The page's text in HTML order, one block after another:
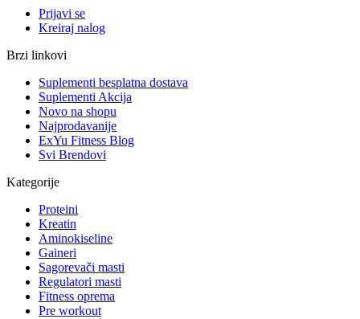
Prijavi se
Kreiraj nalog
Brzi linkovi
Suplementi besplatna dostava
Suplementi Akcija
Novo na shopu
Najprodavanije
ExYu Fitness Blog
Svi Brendovi
Kategorije
Proteini
Kreatin
Aminokiseline
Gaineri
Sagorevači masti
Regulatori masti
Fitness oprema
Pre workout